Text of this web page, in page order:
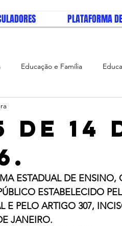
PLATAFORMA
Educação e Família
Tutoriais
DE 14
ESTADUAL DE ENSINO,
ESTABELECIDO
E PELO ARTIGO 307,
JANEIRO.